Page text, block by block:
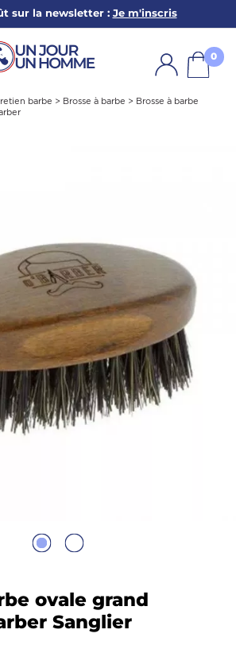
sur la newsletter : Je m'inscris
0
barbe > Brosse à barbe > Brosse à barbe
ovale grand
Sanglier